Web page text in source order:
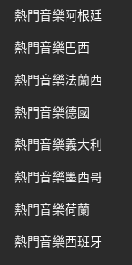
熱門音樂阿根廷
熱門音樂巴西
熱門音樂法蘭西
熱門音樂德國
熱門音樂義大利
熱門音樂墨西哥
熱門音樂荷蘭
熱門音樂西班牙